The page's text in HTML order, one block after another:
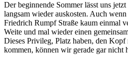
Der beginnende Sommer lässt uns
langsam wieder auskosten. Auch
Friedrich Rumpf Straße kaum einmal
Weite und mal wieder einen
Dieses Privileg, Platz haben, den Kopf
kommen, können wir gerade gar nicht